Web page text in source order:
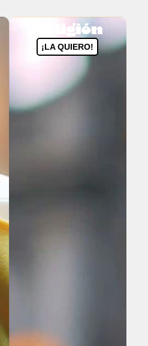
Religión
¡LA QUIERO!